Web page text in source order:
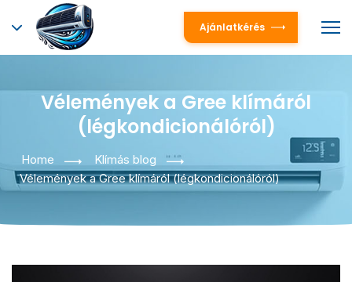
Ajánlatkérés
Vélemények a Gree klímáról
(légkondicionálóról)
Home
Klímás blog
Vélemények a Gree klímáról (légkondicionálóról)